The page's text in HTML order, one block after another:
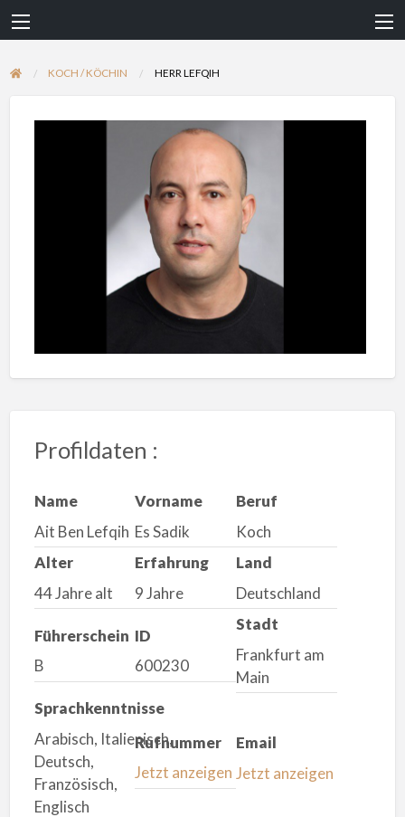
KOCH / KÖCHIN HERR LEFQIH
Profildaten :
Name
Ait Ben Lefqih
Vorname
Es Sadik
Beruf
Koch
Alter
44 Jahre alt
Erfahrung
9 Jahre
Land
Deutschland
Führerschein
B
ID
600230
Stadt
Frankfurt am
Main
Sprachkenntnisse
Arabisch, Italienisch,
Deutsch,
Französisch,
Englisch
Rufnummer
Jetzt anzeigen
Email
Jetzt anzeigen